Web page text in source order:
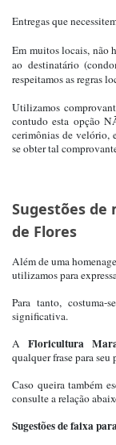
Entregas que
Em muitos locais, não
ao destinatário
respeitamos as regras
Utilizamos
contudo esta opção
cerimônias de velório,
se obter tal
Sugestões de
de Flores
Além de uma
utilizamos para
Para tanto,
significativa.
AFloricultura
qualquer frase para seu
Caso queira também
consulte a relação
Sugestões de faixa